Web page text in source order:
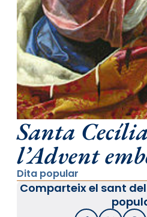
Santa
l’Advent
Dita popular
Comparteix el sant